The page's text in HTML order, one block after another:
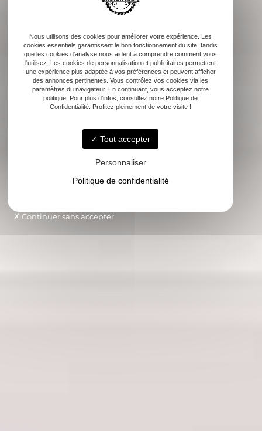
Nous utilisons des cookies pour améliorer votre expérience. Les
cookies essentiels garantissent le bon fonctionnement du site, tandis
que les cookies d'analyse nous aident à comprendre comment vous
l'utilisez. Les cookies de personnalisation et publicitaires permettent
une expérience plus adaptée à vos préférences et peuvent afficher
des annonces pertinentes. Vous contrôlez vos cookies via les
paramètres du navigateur. En continuant, vous acceptez notre
politique. Pour plus d'infos, consultez notre Politique de
Confidentialité. Profitez pleinement de votre visite !
Tout accepter
Personnaliser
Politique de confidentialité
Continuer sans accepter